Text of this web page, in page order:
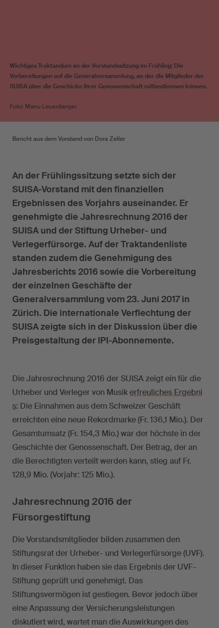
Wichtiges Traktandum an der Vorstandssitzung im Frühling: Die
Vorbereitungen auf die Generalversammlung, an der die Mitglieder der
SUISA über die Geschicke ihrer Genossenschaft mitbestimmen können.
Foto: Manu Leuenberger
Bericht aus dem Vorstand von Dora Zeller
An der Frühlingssitzung setzte sich der
SUISA-Vorstand mit den finanziellen
Ergebnissen des Vorjahrs auseinander. Er
genehmigte die Jahresrechnung 2016 der
SUISA und der Stiftung Urheber- und
Verlegerfürsorge. Auf der Traktandenliste
standen zudem die Genehmigung des
Jahresberichts 2016 sowie die Vorbereitung
der einzelnen Geschäfte der
Generalversammlung vom 23. Juni 2017 in
Zürich. Die internationale Verflechtung der
SUISA zeigte sich in der Diskussion über die
Preisgestaltung der IPI-Abonnemente.
Die Jahresrechnung 2016 der SUISA zeigt ein für die
Urheber und Verleger von Musikerfreuliches Ergebni
s: Die Einnahmen aus dem Schweizer Geschäft
erreichten eine neue Rekordmarke (Fr. 136,1 Mio.). Der
Gesamtumsatz (Fr. 154,3 Mio.) war der höchste in der
Geschichte der Genossenschaft. Der Betrag, der an
die Berechtigten verteilt werden kann, stieg auf Fr.
128,9 Mio. (Vorjahr: 125 Mio.).
Jahresrechnung 2016 der
Fürsorgestiftung
Die Vorstandsmitglieder bilden zusammen den
Stiftungsrat der Urheber- und Verlegerfürsorge (UVF).
In dieser Funktion haben sie das Ergebnis der UVF-
Stiftung geprüft und genehmigt. Das
Stiftungsvermögen ist gestiegen. Bevor jedoch über
eine Anpassung der Versicherungsleistungen
diskutiert wird, wartet man die Auswirkungen des